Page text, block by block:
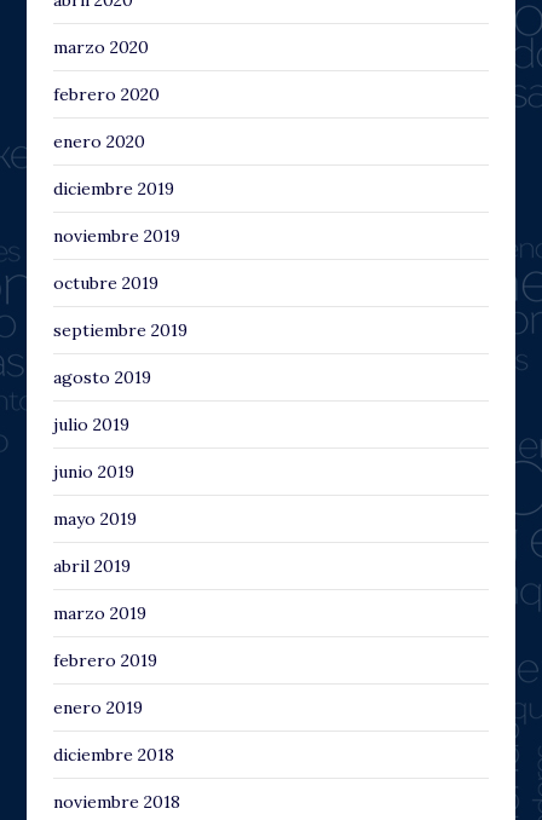
marzo 2020
febrero 2020
enero 2020
diciembre 2019
noviembre 2019
octubre 2019
septiembre 2019
agosto 2019
julio 2019
junio 2019
mayo 2019
abril 2019
marzo 2019
febrero 2019
enero 2019
diciembre 2018
noviembre 2018